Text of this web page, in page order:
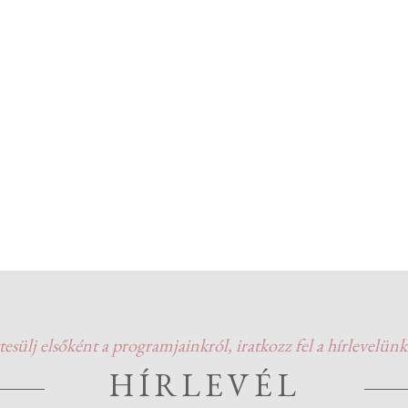
elsőként a programjainkról, iratkozz fel a
HÍRLEVÉL